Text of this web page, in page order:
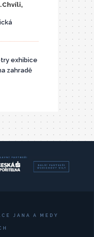
exhibice
zahradě
JANA A MEDY